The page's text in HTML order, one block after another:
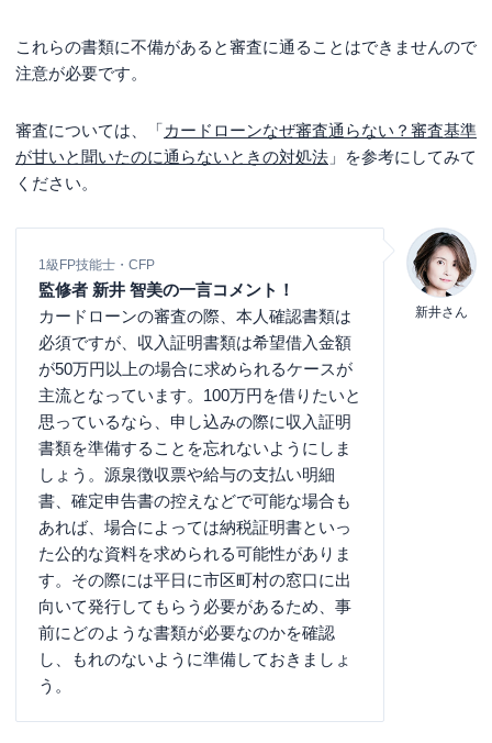
これらの書類に不備があると審査に通ることはできませんので
注意が必要です。
審査については、「カードローンなぜ審査通らない？審査基準
が甘いと聞いたのに通らないときの対処法 」を参考にしてみて
ください。
1級FP技能士・CFP
監修者 新井 智美の一言コメント！
カードローンの審査の際、本人確認書類は
必須ですが、収入証明書類は希望借入金額
が50万円以上の場合に求められるケースが
主流となっています。100万円を借りたいと
思っているなら、申し込みの際に収入証明
書類を準備することを忘れないようにしま
しょう。源泉徴収票や給与の支払い明細
書、確定申告書の控えなどで可能な場合も
あれば、場合によっては納税証明書といっ
た公的な資料を求められる可能性がありま
す。その際には平日に市区町村の窓口に出
向いて発行してもらう必要があるため、事
前にどのような書類が必要なのかを確認
し、もれのないように準備しておきましょ
う。
新井さん